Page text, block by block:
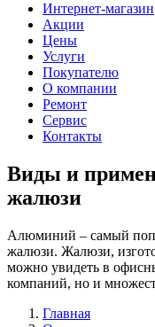
Интернет-магазин
Акции
Цены
Услуги
Покупателю
О компании
Ремонт
Сервис
Контакты
Виды и
жалюзи
Алюминий – самый
жалюзи. Жалюзи,
можно увидеть в
компаний, но и
Главная